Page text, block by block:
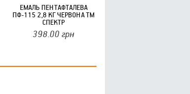
ЕМАЛЬ ПЕНТАФТАЛЕВА
ПФ-115 2,8 КГ ЧЕРВОНА ТМ
СПЕКТР
398.00 грн